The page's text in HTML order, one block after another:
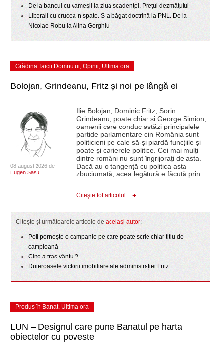
De la bancul cu vameşii la ziua scadenţei. Preţul dezmăţului
Liberali cu crucea-n spate. S-a băgat doctrină la PNL. De la
Nicolae Robu la Alina Gorghiu
Grădina Taicii Domnului, Opinii, Ultima ora
Bolojan, Grindeanu, Fritz și noi pe lângă ei
08 august 2026 de
Eugen Sasu
Ilie Bolojan, Dominic Fritz, Sorin
Grindeanu, poate chiar și George Simion,
oamenii care conduc astăzi principalele
partide parlamentare din România sunt
politicieni pe cale să-și piardă funcțiile și
poate și carierele politice. Cei mai mulți
dintre români nu sunt îngrijorați de asta.
Dacă au o tangență cu politica asta
zbuciumată, acea legătură e făcută prin
Citeşte tot articolul
Citeşte şi următoarele articole de acelaşi autor:
Poli pornește o campanie pe care poate scrie chiar titlu de
campioană
Cine a tras vântul?
Dureroasele victorii imobiliare ale administrației Fritz
Produs în Banat, Ultima ora
LUN – Designul care pune Banatul pe harta
obiectelor cu poveste